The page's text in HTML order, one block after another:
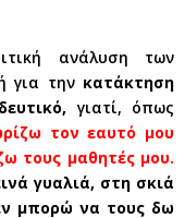
ανάλυση των
για τηνκατάκτηση
γιατί, όπως
τον εαυτό μου
τους μαθητές μου.
γυαλιά, στη σκιά
μπορώ να τους δω